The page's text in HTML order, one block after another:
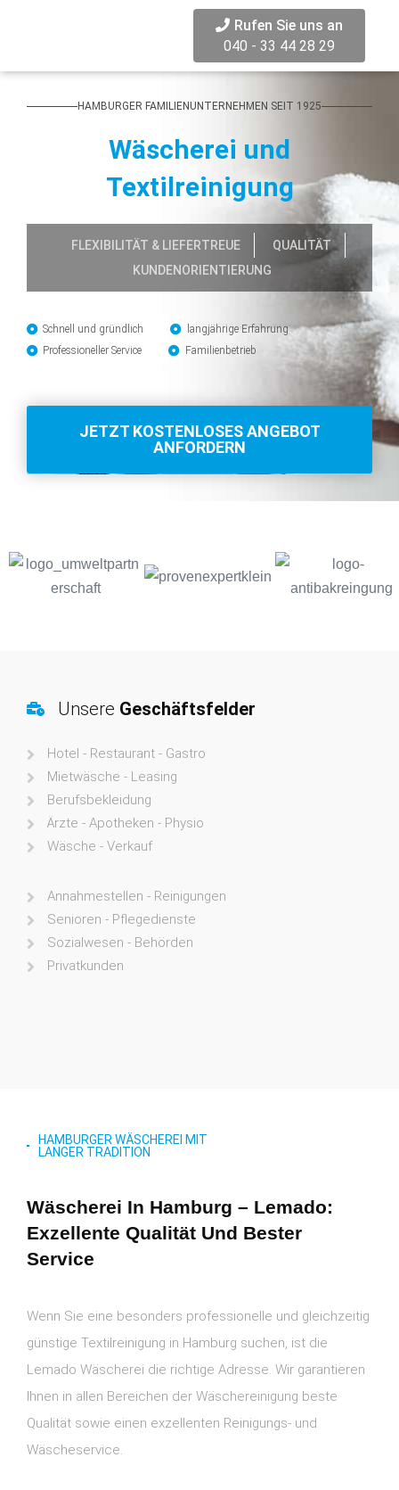
Rufen Sie uns an
040 - 33 44 28 29
HAMBURGER FAMILIENUNTERNEHMEN SEIT 1925
Wäscherei und
Textilreinigung
FLEXIBILITÄT & LIEFERTREUE
QUALITÄT
KUNDENORIENTIERUNG
Schnell und gründlich
langjährige Erfahrung
Professioneller Service
Familienbetrieb
JETZT KOSTENLOSES ANGEBOT
ANFORDERN
Unsere Geschäftsfelder
Hotel - Restaurant - Gastro
Mietwäsche - Leasing
Berufsbekleidung
Ärzte - Apotheken - Physio
Wäsche - Verkauf
Annahmestellen - Reinigungen
Senioren - Pflegedienste
Sozialwesen - Behörden
Privatkunden
HAMBURGER WÄSCHEREI MIT
LANGER TRADITION
Wäscherei In Hamburg – Lemado:
Exzellente Qualität Und Bester
Service
Wenn Sie eine besonders professionelle und gleichzeitig
günstige Textilreinigung in Hamburg suchen, ist die
Lemado Wäscherei die richtige Adresse. Wir garantieren
Ihnen in allen Bereichen der Wäschereinigung beste
Qualität sowie einen exzellenten Reinigungs- und
Wäscheservice.